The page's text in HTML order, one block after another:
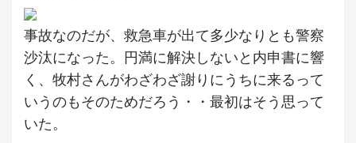
事故なのだが、救急車が出て多少なりとも警察
沙汰になった。円満に解決しないと内申書に響
く、牧村さんがわざわざ謝りにうちに来るって
いうのもそのためだろう・・最初はそう思って
いた。